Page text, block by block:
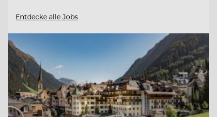
Entdecke alle Jobs